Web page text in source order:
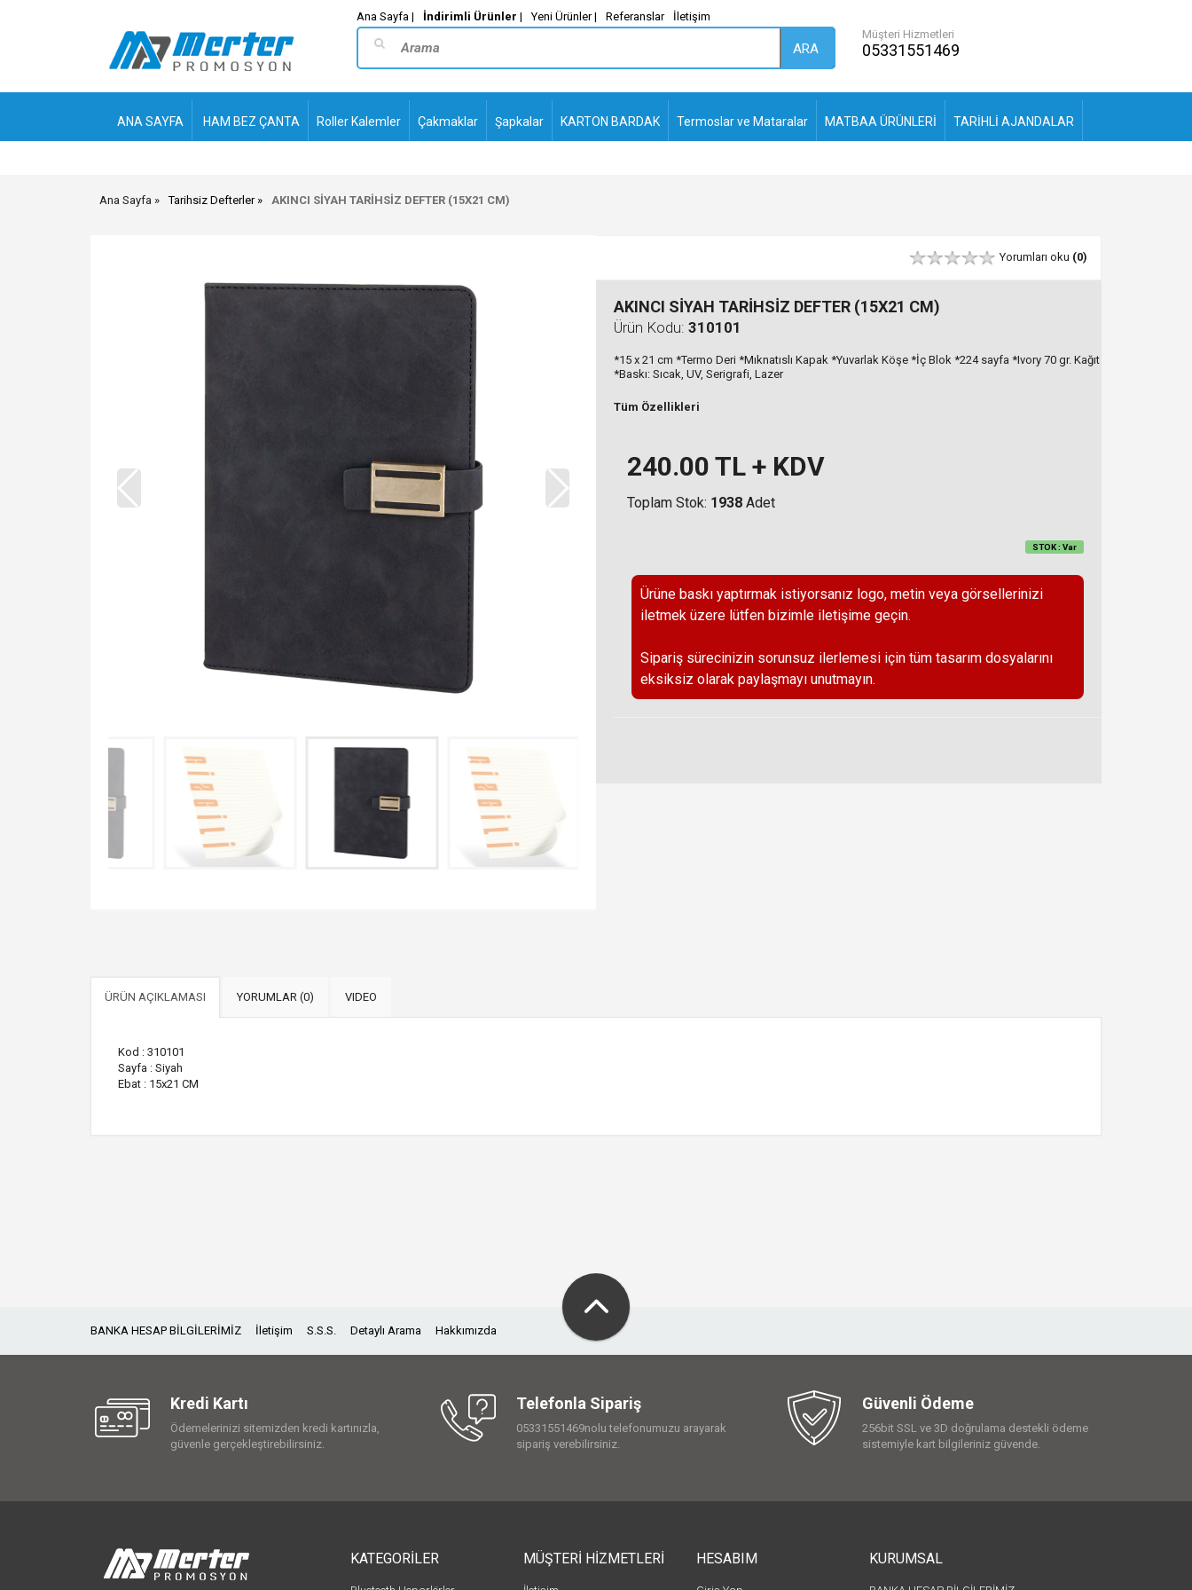
Ana Sayfa | İndirimli Ürünler | Yeni Ürünler | Referanslar İletişim
ARA
Müşteri Hizmetleri
05331551469
ANA SAYFA HAM BEZ ÇANTA Roller Kalemler Çakmaklar Şapkalar KARTON BARDAK Termoslar ve Mataralar MATBAA ÜRÜNLERİ TARİHLİ AJANDALAR
Ana Sayfa Tarihsiz Defterler AKINCI SİYAH TARİHSİZ DEFTER (15X21 CM)
Yorumları oku (0)
AKINCI SİYAH TARİHSİZ DEFTER (15X21 CM)
Ürün Kodu: 310101
*15 x 21 cm *Termo Deri *Mıknatıslı Kapak *Yuvarlak Köşe *İç Blok *224 sayfa *Ivory 70 gr. Kağıt
*Baskı: Sıcak, UV, Serigrafi, Lazer
Tüm Özellikleri
240.00 TL + KDV
Toplam Stok: 1938 Adet
STOK : Var
Ürüne baskı yaptırmak istiyorsanız logo, metin veya görsellerinizi
iletmek üzere lütfen bizimle iletişime geçin.
Sipariş sürecinizin sorunsuz ilerlemesi için tüm tasarım dosyalarını
eksiksiz olarak paylaşmayı unutmayın.
ÜRÜN AÇIKLAMASI YORUMLAR (0) VIDEO
Kod : 310101
Sayfa : Siyah
Ebat : 15x21 CM
BANKA HESAP BİLGİLERİMİZ İletişim S.S.S. Detaylı Arama Hakkımızda
Kredi Kartı
Ödemelerinizi sitemizden kredi kartınızla,
güvenle gerçekleştirebilirsiniz.
Telefonla Sipariş
05331551469nolu telefonumuzu arayarak
sipariş verebilirsiniz.
Güvenli Ödeme
256bit SSL ve 3D doğrulama destekli ödeme
sistemiyle kart bilgileriniz güvende.
KATEGORİLER MÜŞTERİ HİZMETLERİ HESABIM KURUMSAL